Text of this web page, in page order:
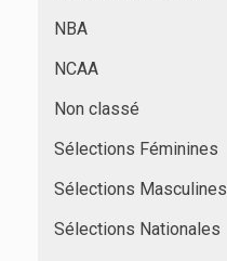
NBA
NCAA
Non classé
Sélections Féminines
Sélections Masculines
Sélections Nationales